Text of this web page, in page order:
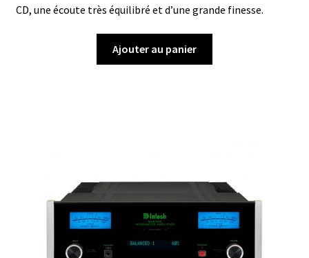
CD, une écoute très équilibré et d’une grande finesse.
Ajouter au panier